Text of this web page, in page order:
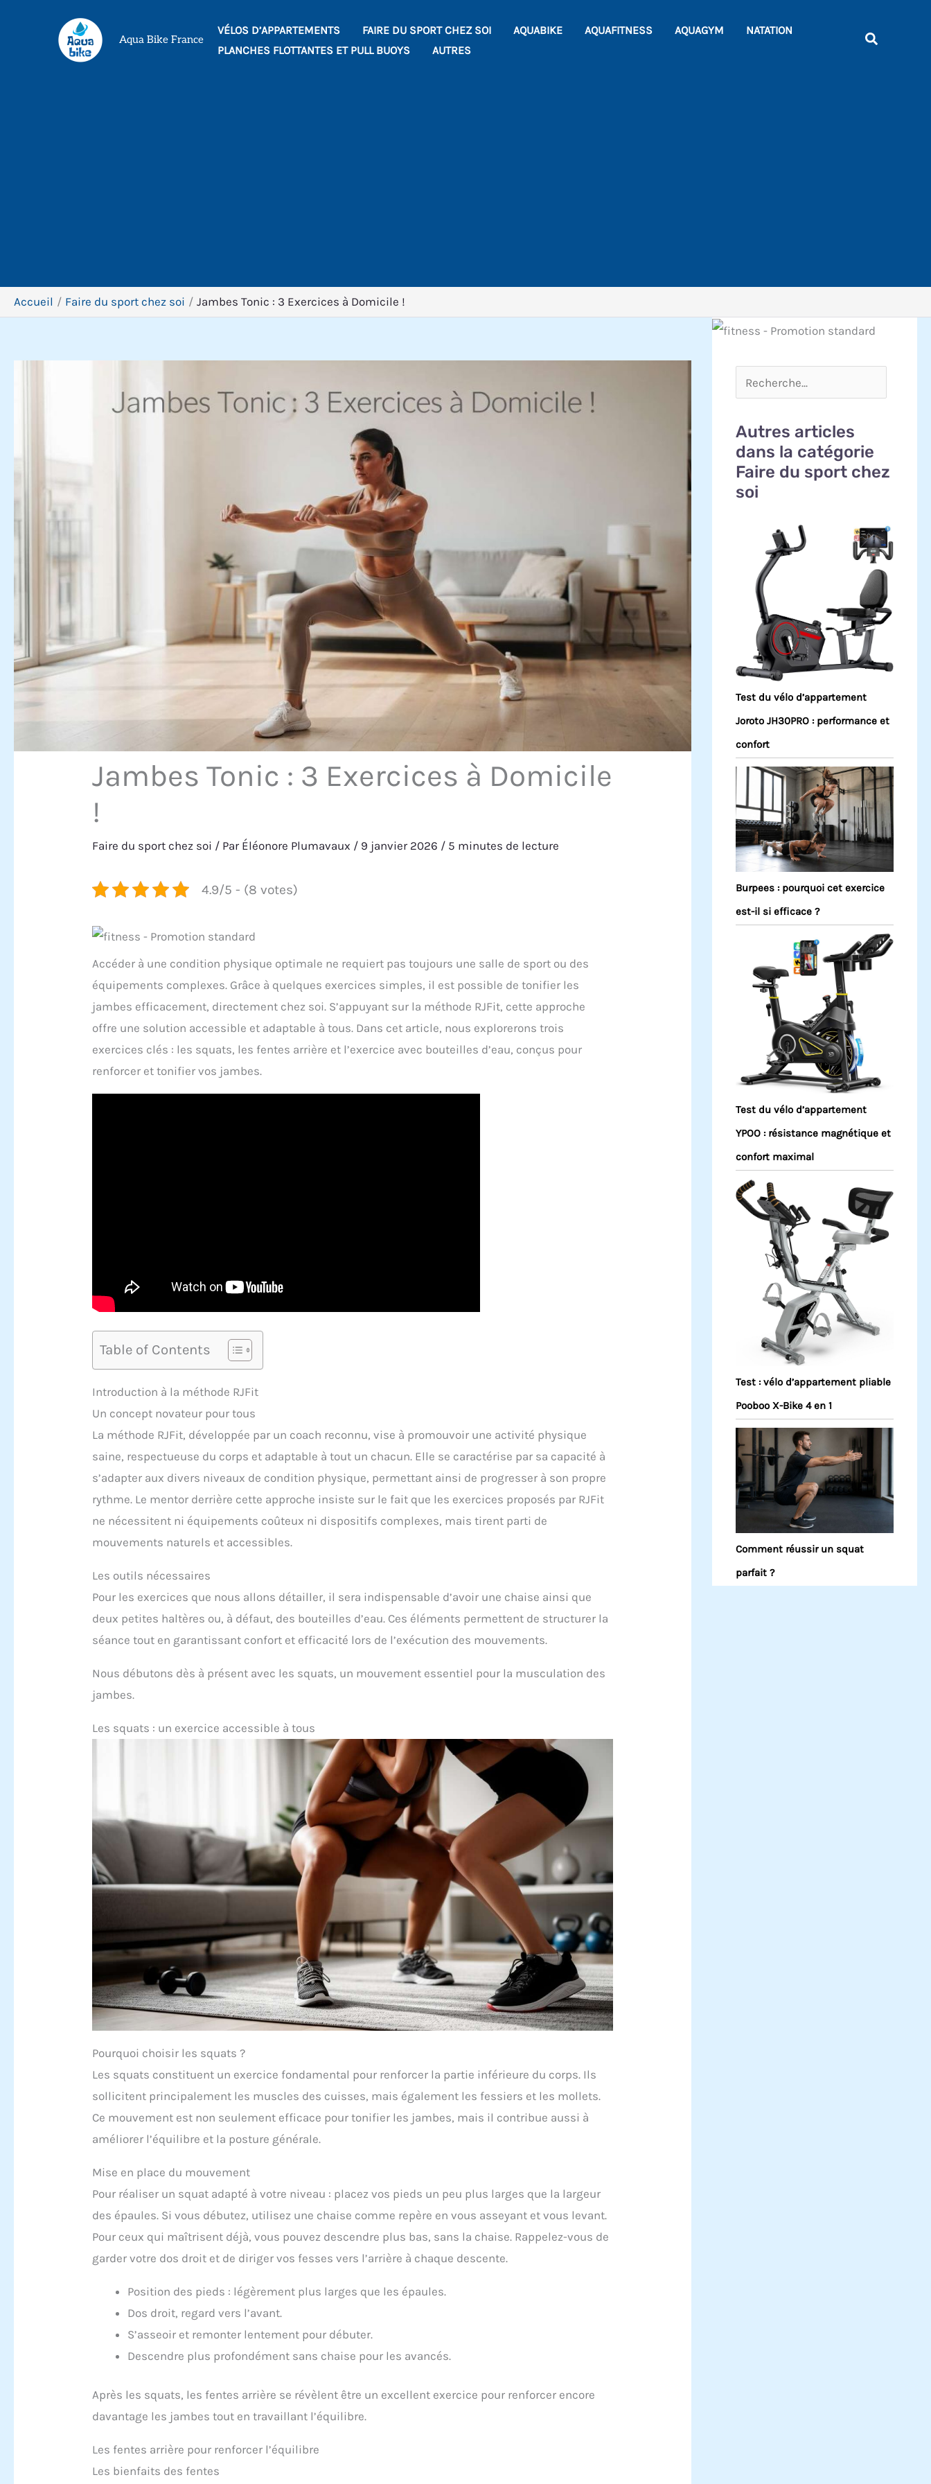
Aqua Bike France
VÉLOS D’APPARTEMENTS FAIRE DU SPORT CHEZ SOI AQUABIKE AQUAFITNESS AQUAGYM
NATATION
PLANCHES FLOTTANTES ET PULL BUOYS
AUTRES
Accueil Faire du sport chez soi Jambes Tonic : 3 Exercices à Domicile !
Jambes Tonic : 3 Exercices à Domicile
!
Faire du sport chez soi / Par Éléonore Plumavaux / 9 janvier 2026 / 5 minutes de lecture
4.9/5 - (8 votes)
Accéder à une condition physique optimale ne requiert pas toujours une salle de sport ou des
équipements complexes. Grâce à quelques exercices simples, il est possible de tonifier les
jambes efficacement, directement chez soi. S’appuyant sur la méthode RJFit, cette approche
offre une solution accessible et adaptable à tous. Dans cet article, nous explorerons trois
exercices clés : les squats, les fentes arrière et l’exercice avec bouteilles d’eau, conçus pour
renforcer et tonifier vos jambes.
Table of Contents
Introduction à la méthode RJFit
Un concept novateur pour tous
La méthode RJFit, développée par un coach reconnu, vise à promouvoir une activité physique
saine, respectueuse du corps et adaptable à tout un chacun. Elle se caractérise par sa capacité à
s’adapter aux divers niveaux de condition physique, permettant ainsi de progresser à son propre
rythme. Le mentor derrière cette approche insiste sur le fait que les exercices proposés par RJFit
ne nécessitent ni équipements coûteux ni dispositifs complexes, mais tirent parti de
mouvements naturels et accessibles.
Les outils nécessaires
Pour les exercices que nous allons détailler, il sera indispensable d’avoir une chaise ainsi que
deux petites haltères ou, à défaut, des bouteilles d’eau. Ces éléments permettent de structurer la
séance tout en garantissant confort et efficacité lors de l’exécution des mouvements.
Nous débutons dès à présent avec les squats, un mouvement essentiel pour la musculation des
jambes.
Les squats : un exercice accessible à tous
Pourquoi choisir les squats ?
Les squats constituent un exercice fondamental pour renforcer la partie inférieure du corps. Ils
sollicitent principalement les muscles des cuisses, mais également les fessiers et les mollets.
Ce mouvement est non seulement efficace pour tonifier les jambes, mais il contribue aussi à
améliorer l’équilibre et la posture générale.
Mise en place du mouvement
Pour réaliser un squat adapté à votre niveau : placez vos pieds un peu plus larges que la largeur
des épaules. Si vous débutez, utilisez une chaise comme repère en vous asseyant et vous levant.
Pour ceux qui maîtrisent déjà, vous pouvez descendre plus bas, sans la chaise. Rappelez-vous de
garder votre dos droit et de diriger vos fesses vers l’arrière à chaque descente.
Position des pieds : légèrement plus larges que les épaules.
Dos droit, regard vers l’avant.
S’asseoir et remonter lentement pour débuter.
Descendre plus profondément sans chaise pour les avancés.
Après les squats, les fentes arrière se révèlent être un excellent exercice pour renforcer encore
davantage les jambes tout en travaillant l’équilibre.
Les fentes arrière pour renforcer l’équilibre
Les bienfaits des fentes
Autres articles
dans la catégorie
Faire du sport chez
soi
Test du vélo d’appartement
Joroto JH30PRO : performance et
confort
Burpees : pourquoi cet exercice
est-il si efficace ?
Test du vélo d’appartement
YPOO : résistance magnétique et
confort maximal
Test : vélo d’appartement pliable
Pooboo X-Bike 4 en 1
Comment réussir un squat
parfait ?